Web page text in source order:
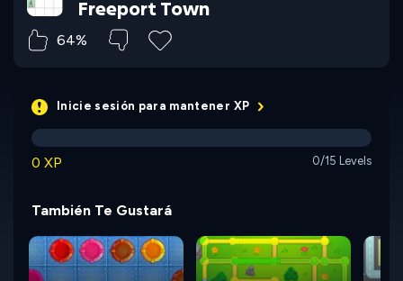
Freeport Town
64%
Inicie sesión para mantener XP
0 XP 0/15 Levels
También Te Gustará